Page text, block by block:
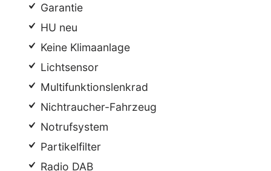
Garantie
HU neu
Keine Klimaanlage
Lichtsensor
Multifunktionslenkrad
Nichtraucher-Fahrzeug
Notrufsystem
Partikelfilter
Radio DAB